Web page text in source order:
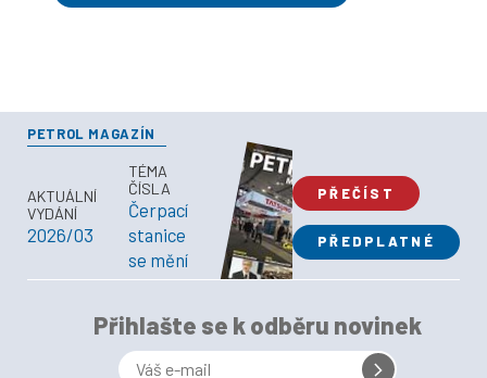
PETROL MAGAZÍN
AKTUÁLNÍ
VYDÁNÍ
2026/03
TÉMA
ČÍSLA
Čerpací
stanice
se mění
PŘEČÍST
PŘEDPLATNÉ
Přihlašte se k odběru novinek